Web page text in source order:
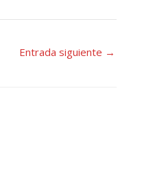
Entrada siguiente →